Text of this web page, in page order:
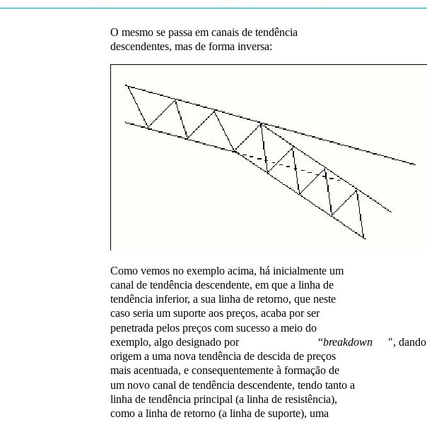
O mesmo se passa em canais de tendência
descendentes, mas de forma inversa:
Como vemos no exemplo acima, há inicialmente um
canal de tendência descendente, em que a linha de
tendência inferior, a sua linha de retorno, que neste
caso seria um suporte aos preços, acaba por ser
penetrada pelos preços com sucesso a meio do
exemplo, algo designado por
“breakdown
", dando
origem a uma nova tendência de descida de preços
mais acentuada, e consequentemente à formação de
um novo canal de tendência descendente, tendo tanto a
linha de tendência principal (a linha de resistência),
como a linha de retorno (a linha de suporte), uma